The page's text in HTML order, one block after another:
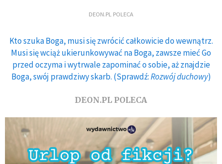
DEON.PL POLECA
Kto szuka Boga, musi się zwrócić całkowicie do wewnątrz.
Musi się wciąż ukierunkowywać na Boga, zawsze mieć Go
przed oczyma i wytrwale zapominać o sobie, aż znajdzie
Boga, swój prawdziwy skarb. (Sprawdź:Rozwój duchowy)
DEON.PL POLECA